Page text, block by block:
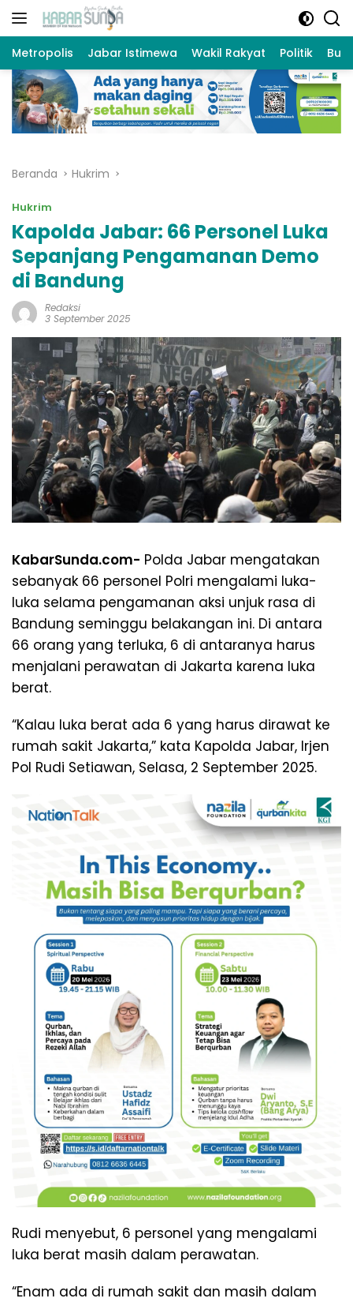
Langsung
Metropolis Jabar Istimewa Wakil Rakyat Politik
Beranda Hukrim
Hukrim
Kapolda Jabar: 66 Personel Luka
Sepanjang Pengamanan Demo
di Bandung
Redaksi
3 September 2025
KabarSunda.com- Polda Jabar mengatakan
sebanyak 66 personel Polri mengalami luka-
luka selama pengamanan aksi unjuk rasa di
Bandung seminggu belakangan ini. Di antara
66 orang yang terluka, 6 di antaranya harus
menjalani perawatan di Jakarta karena luka
berat.
“Kalau luka berat ada 6 yang harus dirawat ke
rumah sakit Jakarta,” kata Kapolda Jabar, Irjen
Pol Rudi Setiawan, Selasa, 2 September 2025.
Rudi menyebut, 6 personel yang mengalami
luka berat masih dalam perawatan.
“Enam ada di rumah sakit dan masih dalam